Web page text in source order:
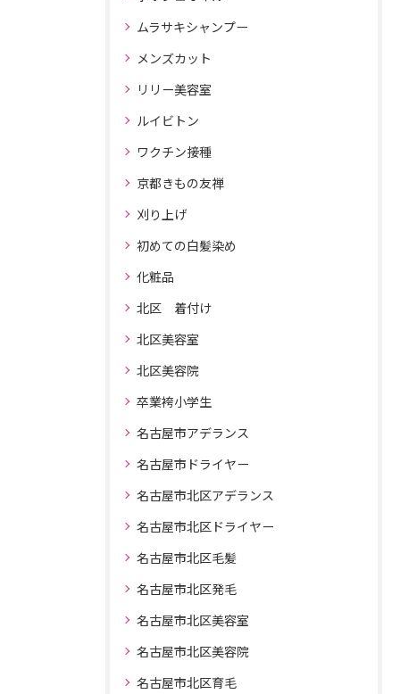
ムラサキシャンプー
メンズカット
リリー美容室
ルイビトン
ワクチン接種
京都きもの友禅
刈り上げ
初めての白髪染め
化粧品
北区 着付け
北区美容室
北区美容院
卒業袴小学生
名古屋市アデランス
名古屋市ドライヤー
名古屋市北区アデランス
名古屋市北区ドライヤー
名古屋市北区毛髪
名古屋市北区発毛
名古屋市北区美容室
名古屋市北区美容院
名古屋市北区育毛